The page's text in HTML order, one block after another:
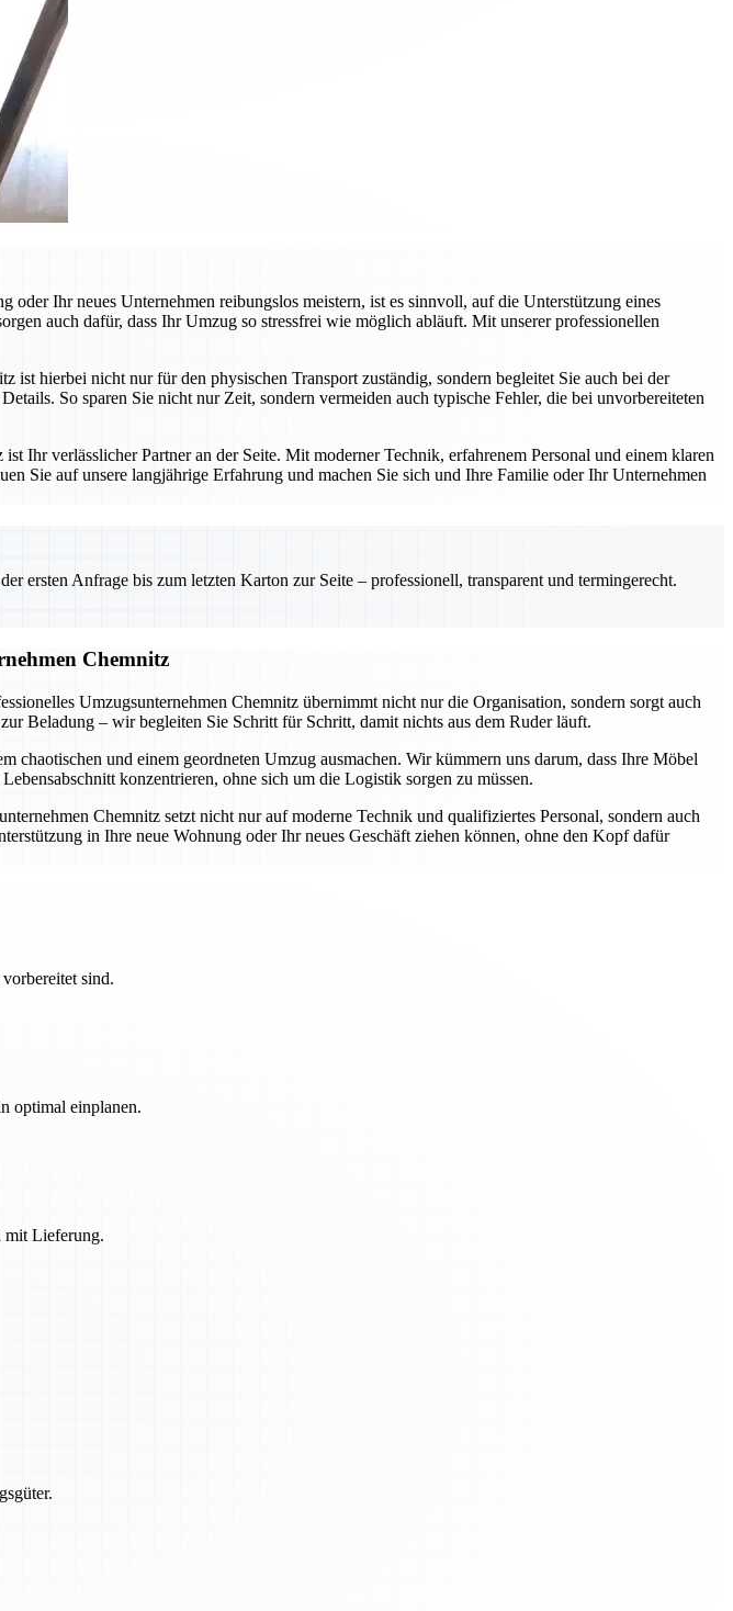
Ihr neues Unternehmen reibungslos meistern, ist es sinnvoll, auf die Unterstützung eines
auch dafür, dass Ihr Umzug so stressfrei wie möglich abläuft. Mit unserer professionellen
hierbei nicht nur für den physischen Transport zuständig, sondern begleitet Sie auch bei der
So sparen Sie nicht nur Zeit, sondern vermeiden auch typische Fehler, die bei unvorbereiteten
Ihr verlässlicher Partner an der Seite. Mit moderner Technik, erfahrenem Personal und einem klaren
Sie auf unsere langjährige Erfahrung und machen Sie sich und Ihre Familie oder Ihr Unternehmen
ersten Anfrage bis zum letzten Karton zur Seite – professionell, transparent und termingerecht.
Chemnitz
Umzugsunternehmen Chemnitz übernimmt nicht nur die Organisation, sondern sorgt auch
Beladung – wir begleiten Sie Schritt für Schritt, damit nichts aus dem Ruder läuft.
und einem geordneten Umzug ausmachen. Wir kümmern uns darum, dass Ihre Möbel
konzentrieren, ohne sich um die Logistik sorgen zu müssen.
Chemnitz setzt nicht nur auf moderne Technik und qualifiziertes Personal, sondern auch
in Ihre neue Wohnung oder Ihr neues Geschäft ziehen können, ohne den Kopf dafür
sind.
optimal einplanen.
mit Lieferung.